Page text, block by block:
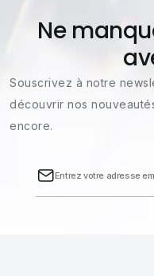
Ne
Souscrivez à notre
découvrir nos
encore.